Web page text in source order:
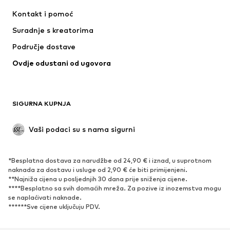
Jordan
Kontakt i pomoć
Suradnje s kreatorima
Područje dostave
Ovdje odustani od ugovora
SIGURNA KUPNJA
Vaši podaci su s nama sigurni
*Besplatna dostava za narudžbe od 24,90 € i iznad, u suprotnom
naknada za dostavu i usluge od 2,90 € će biti primijenjeni.
**Najniža cijena u posljednjih 30 dana prije sniženja cijene.
****Besplatno sa svih domaćih mreža. Za pozive iz inozemstva mogu
se naplaćivati ​​naknade.
******Sve cijene uključuju PDV.